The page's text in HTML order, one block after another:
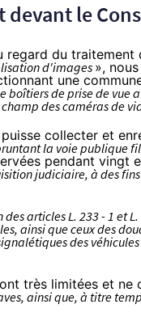
devant le
regard du
d'images »,
une
boîtiers de prise de vue
des caméras de
collecter et
la voie publique
pendant vingt
judiciaire, à des
articles L. 233 - 1 et
ainsi que ceux des
des
très limitées et ne
ainsi que, à titre